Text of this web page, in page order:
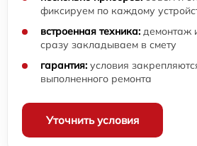
фиксируем по каждому
встроенная техника: демонтаж
сразу закладываем в смету
гарантия: условия
выполненного ремонта
Уточнить условия